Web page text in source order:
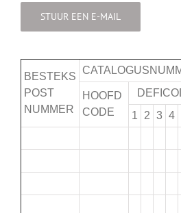
STUUR EEN E-MAIL
BESTEKS
POST
NUMMER
HOOFD
CODE
1
2 3 4